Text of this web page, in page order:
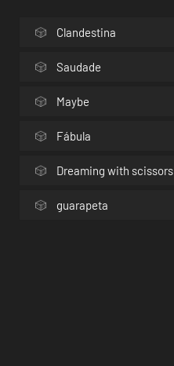
Clandestina
Saudade
Maybe
Fábula
Dreaming with scissors
guarapeta